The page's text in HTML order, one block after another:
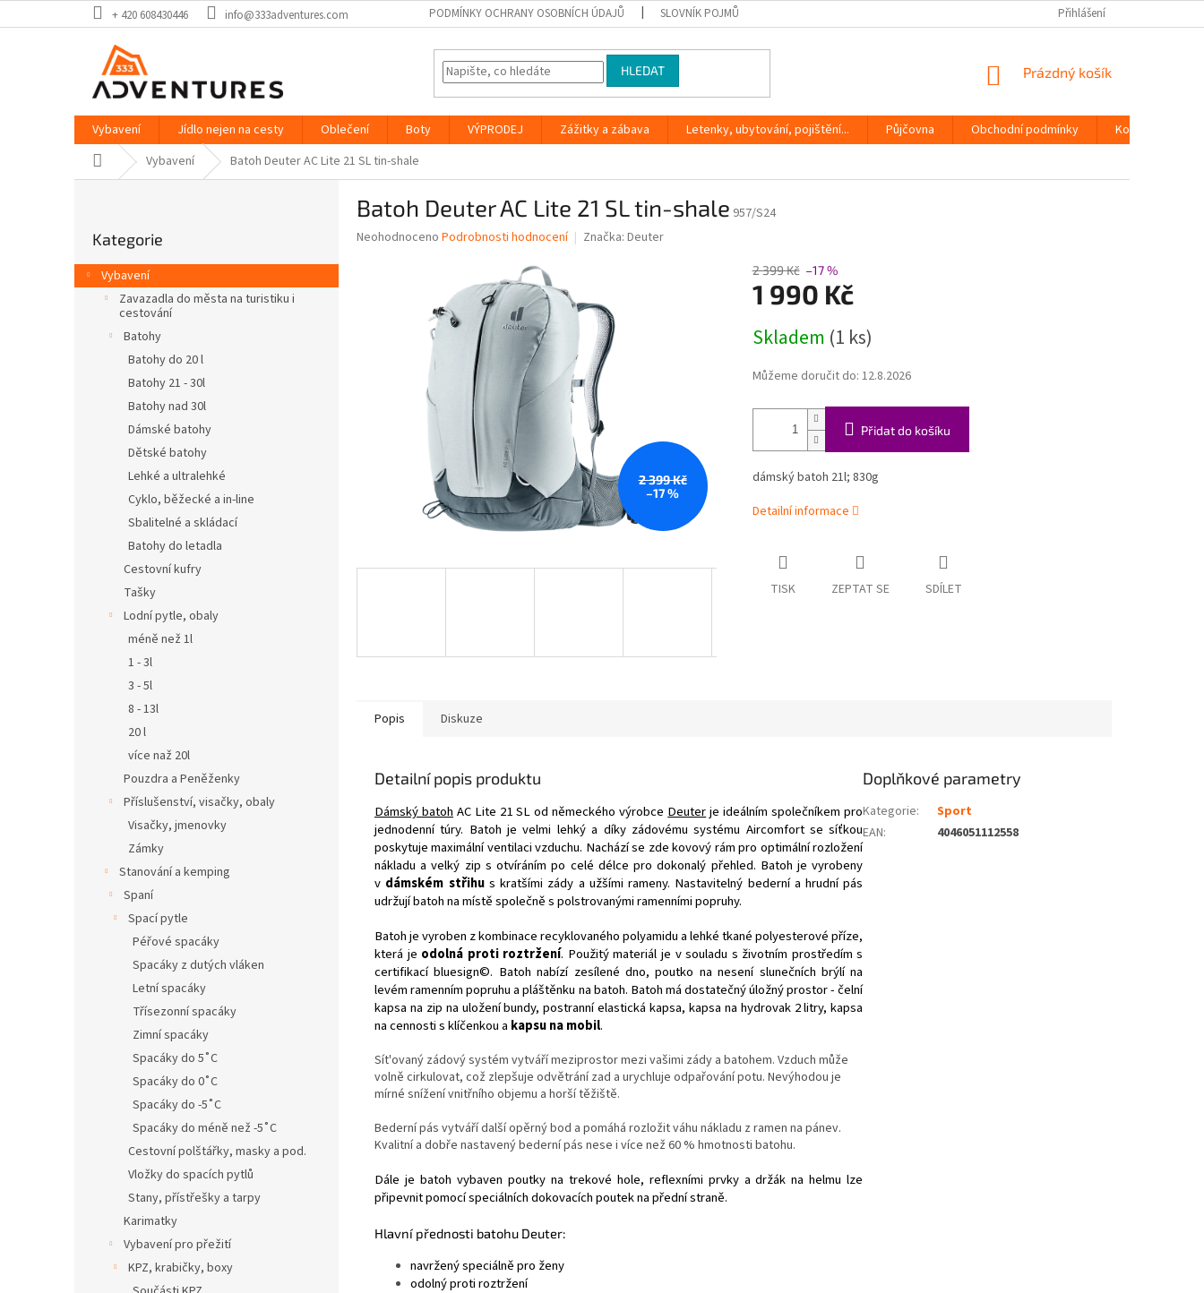
na
+ 420 608430446 info@333adventures.com PODMÍNKY OCHRANY OSOBNÍCH ÚDAJŮ SLOVNÍK POJMŮ Přihlášení
HLEDAT
NÁKUPNÍ
Prázdný košík
Vybavení Jídlo nejen na cesty Oblečení Boty VÝPRODEJ Zážitky a zábava Letenky, ubytování, pojištění... Půjčovna Obchodní podmínky
Kontakty
Domů Vybavení Batoh Deuter AC Lite 21 SL tin-shale
r
a
kategorie
Kategorie
Vybavení
Zavazadla do města na turistiku i
cestování
Batohy
Batohy do 20 l
Batohy 21 - 30l
Batohy nad 30l
Dámské batohy
Dětské batohy
Lehké a ultralehké
Cyklo, běžecké a in-line
Sbalitelné a skládací
Batohy do letadla
Cestovní kufry
Tašky
Lodní pytle, obaly
méně než 1l
1 - 3l
3 - 5l
8 - 13l
20 l
více naž 20l
Pouzdra a Peněženky
Příslušenství, visačky, obaly
Visačky, jmenovky
Zámky
Stanování a kemping
Spaní
Spací pytle
Péřové spacáky
Spacáky z dutých vláken
Letní spacáky
Třísezonní spacáky
Zimní spacáky
Spacáky do 5˚C
Spacáky do 0˚C
Spacáky do -5˚C
Spacáky do méně než -5˚C
Cestovní polštářky, masky a pod.
Vložky do spacích pytlů
Stany, přístřešky a tarpy
Karimatky
Vybavení pro přežití
KPZ, krabičky, boxy
Batoh Deuter AC Lite 21 SL tin-shale 957/S24
Průměrné
Neohodnoceno Podrobnosti hodnocení Značka: Deuter
2 399 Kč
–17 %
2 399 Kč –17 %
1 990 Kč
cena:
Skladem (1 ks)
Můžeme doručit do: 12.8.2026
Přidat do košíku
dámský batoh 21l; 830g
Detailní informace
TISK ZEPTAT SE SDÍLET
Popis Diskuze
Detailní popis produktu
Dámský batoh AC Lite 21 SL od německého výrobce Deuterje ideálním společníkem pro
jednodenní túry. Batoh je velmi lehký a díky zádovému systému Aircomfort se síťkou
poskytuje maximální ventilaci vzduchu. Nachází se zde kovový rám pro optimální rozložení
nákladu a velký zip s otvíráním po celé délce pro dokonalý přehled. Batoh je vyrobeny
v dámském střihus kratšími zády a užšími rameny. Nastavitelný bederní a hrudní pás
udržují batoh na místě společně s polstrovanými ramenními popruhy.
Batoh je vyroben z kombinace recyklovaného polyamidu a lehké tkané polyesterové příze,
která je odolná proti roztržení. Použitý materiál je v souladu s životním prostředím s
certifikací bluesign©. Batoh nabízí zesílené dno, poutko na nesení slunečních brýlí na
levém ramenním popruhu a pláštěnku na batoh. Batoh má dostatečný úložný prostor - čelní
kapsa na zip na uložení bundy, postranní elastická kapsa, kapsa na hydrovak 2 litry, kapsa
na cennosti s klíčenkou a kapsu na mobil.
Sít'ovaný zádový systém vytváří meziprostor mezi vašimi zády a batohem. Vzduch může
volně cirkulovat, což zlepšuje odvětrání zad a urychluje odpařování potu. Nevýhodou je
mírné snížení vnitřního objemu a horší těžiště.
Bederní pás vytváří další opěrný bod a pomáhá rozložit váhu nákladu z ramen na pánev.
Kvalitní a dobře nastavený bederní pás nese i více než 60 % hmotnosti batohu.
Dále je batoh vybaven poutky na trekové hole, reflexními prvky a držák na helmu lze
připevnit pomocí speciálních dokovacích poutek na přední straně.
Hlavní přednosti batohu Deuter:
navržený speciálně pro ženy
odolný proti roztržení
Doplňkové parametry
Kategorie:
Sport
EAN: 4046051112558